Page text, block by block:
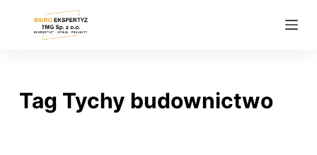
Tag Tychy budownictwo